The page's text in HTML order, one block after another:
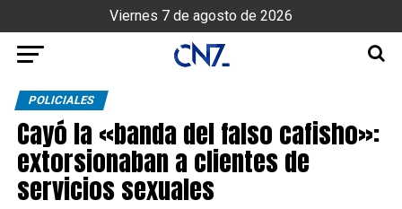
Viernes 7 de agosto de 2026
POLICIALES
Cayó la «banda del falso cafisho»:
extorsionaban a clientes de
servicios sexuales